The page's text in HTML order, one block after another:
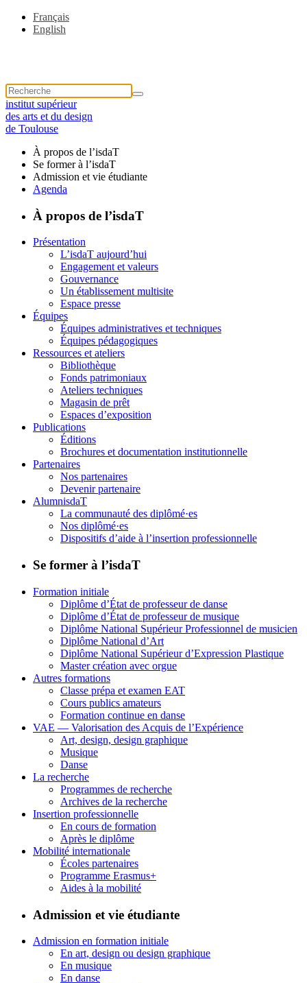
Français
English
institut supérieur
des arts et du design
de Toulouse
À propos de l’isdaT
Se former à l’isdaT
Admission et vie étudiante
Agenda
À propos de l’isdaT
Présentation
L’isdaT aujourd’hui
Engagement et valeurs
Gouvernance
Un établissement multisite
Espace presse
Équipes
Équipes administratives et techniques
Équipes pédagogiques
Ressources et ateliers
Bibliothèque
Fonds patrimoniaux
Ateliers techniques
Magasin de prêt
Espaces d’exposition
Publications
Éditions
Brochures et documentation institutionnelle
Partenaires
Nos partenaires
Devenir partenaire
AlumnisdaT
La communauté des diplômé·es
Nos diplômé·es
Dispositifs d’aide à l’insertion professionnelle
Se former à l’isdaT
Formation initiale
Diplôme d’État de professeur de danse
Diplôme d’État de professeur de musique
Diplôme National Supérieur Professionnel de musicien
Diplôme National d’Art
Diplôme National Supérieur d’Expression Plastique
Master création avec orgue
Autres formations
Classe prépa et examen EAT
Cours publics amateurs
Formation continue en danse
VAE — Valorisation des Acquis de l’Expérience
Art, design, design graphique
Musique
Danse
La recherche
Programmes de recherche
Archives de la recherche
Insertion professionnelle
En cours de formation
Après le diplôme
Mobilité internationale
Écoles partenaires
Programme Erasmus+
Aides à la mobilité
Admission et vie étudiante
Admission en formation initiale
En art, design ou design graphique
En musique
En danse